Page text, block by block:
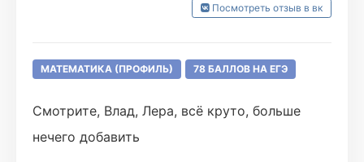
Посмотреть отзыв в вк
МАТЕМАТИКА (ПРОФИЛЬ) 78 БАЛЛОВ НА ЕГЭ
Смотрите, Влад, Лера, всё круто, больше
нечего добавить